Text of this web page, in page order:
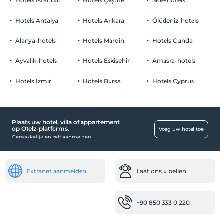
Parkeren (op eigen terrein)
Zomerbioscoop
Kind
kinderbed
24-uurs receptie
Gemakkelijke toegang tot het ziekenhuis (15
Er zijn rookruimtes beschikbaar
kinderen
1 kind(eren) tot de leeftijd van 12 per kamer wordt/worden niet in
rekening gebracht
Hotels Antalya
Alanya-hotels
Ayvalık-hotels
Hotels Izmir
Hotels Ankara
Hotels Mardin
Hotels Eskişehir
Hotels Bursa
Ölüdeniz-hotels
Hotels Cunda
Amasra-hotels
Hotels Cyprus
Plaats uw hotel, villa of appartement
op Otelz-platforms.
Gemakkelijk en zelf aanmelden
Voeg uw hotel toe
Extranet aanmelden Laat ons u bellen
+90 850 333 0 220